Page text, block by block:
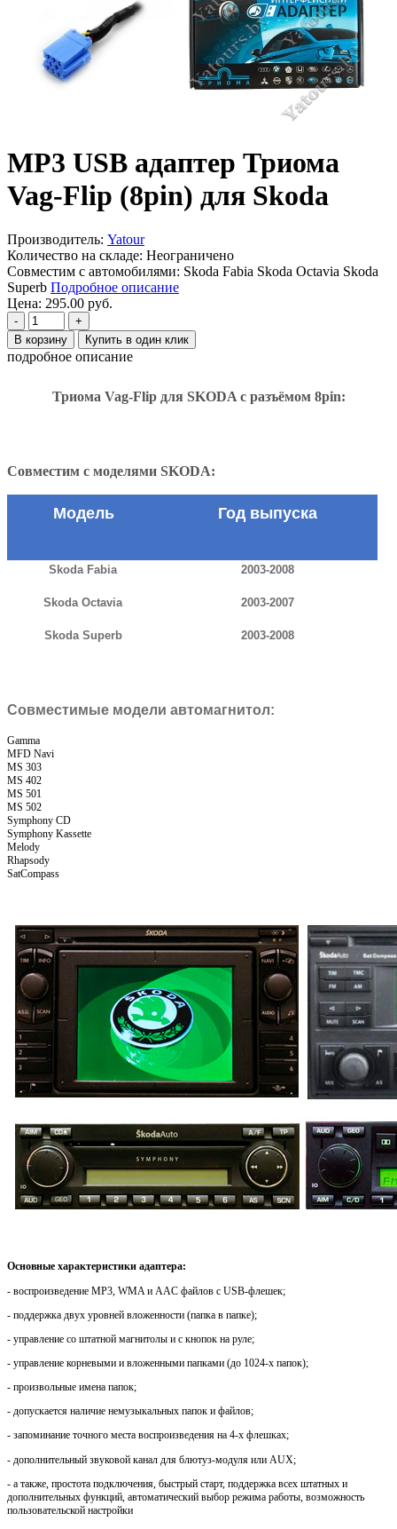
MP3 USB адаптер Триома
Vag-Flip (8pin) для Skoda
Производитель: Yatour
Количество на складе: Неограничено
Совместим с автомобилями: Skoda Fabia Skoda Octavia Skoda
Superb Подробное описание
Цена: 295.00 руб.
В корзину Купить в один клик
подробное описание
Триома Vag-Flip для SKODA с разъёмом 8pin:
Совместим с моделями SKODA:
Модель Год выпуска
Skoda Fabia 2003-2008
Skoda Octavia 2003-2007
Skoda Superb 2003-2008
Совместимые модели автомагнитол:
Gamma
MFD Navi
MS 303
MS 402
MS 501
MS 502
Symphony CD
Symphony Kassette
Melody
Rhapsody
SatCompass
Основные характеристики адаптера:
- воспроизведение MP3, WMA и AAC файлов с USB-флешек;
- поддержка двух уровней вложенности (папка в папке);
- управление со штатной магнитолы и с кнопок на руле;
- управление корневыми и вложенными папками (до 1024-х папок);
- произвольные имена папок;
- допускается наличие немузыкальных папок и файлов;
- запоминание точного места воспроизведения на 4-х флешках;
- дополнительный звуковой канал для блютуз-модуля или AUX;
- а также, простота подключения, быстрый старт, поддержка всех штатных и
дополнительных функций, автоматический выбор режима работы, возможность
пользовательской настройки